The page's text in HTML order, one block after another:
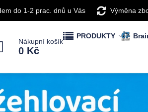
do 1-2 prac. dnů u Vás Výměna
Nákupní košík
0 Kč
PRODUKTY